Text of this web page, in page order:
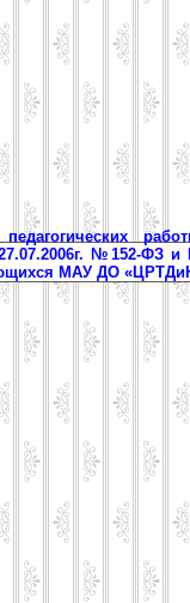
№152-ФЗ
МАУ ДО